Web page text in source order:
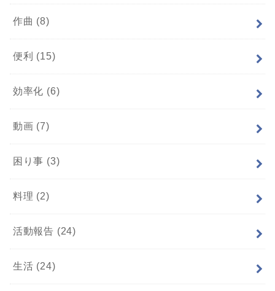
作曲 (8)
便利 (15)
効率化 (6)
動画 (7)
困り事 (3)
料理 (2)
活動報告 (24)
生活 (24)